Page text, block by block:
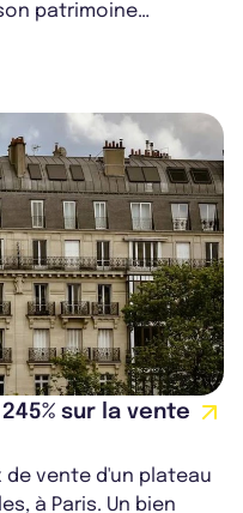
patrimoine
constan...
sur la vente
de vente d'un plateau
à Paris. Un bien